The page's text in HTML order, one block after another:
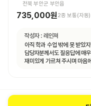
전북 부안군 부안읍
735,000원2종 보통(자동)
작성자 : 레인져
아직 학과 수업 밖에 못 받았
담당자분께서도 질응답에 매
재미있게 가르쳐 주시며 마음